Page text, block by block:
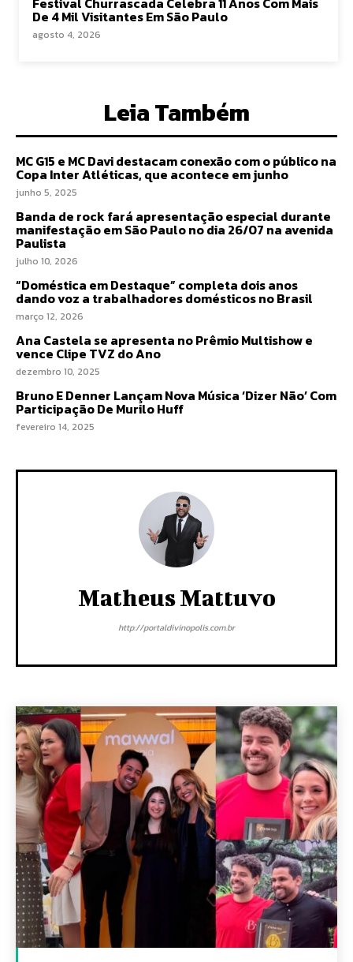
De 4 Mil Visitantes Em São Paulo
agosto 4, 2026
Leia Também
MC G15 e MC Davi destacam conexão com o público na
Copa Inter Atléticas, que acontece em junho
junho 5, 2025
Banda de rock fará apresentação especial durante
manifestação em São Paulo no dia 26/07 na avenida
Paulista
julho 10, 2026
“Doméstica em Destaque” completa dois anos
dando voz a trabalhadores domésticos no Brasil
março 12, 2026
Ana Castela se apresenta no Prêmio Multishow e
vence Clipe TVZ do Ano
dezembro 10, 2025
Bruno E Denner Lançam Nova Música ‘Dizer Não’ Com
Participação De Murilo Huff
fevereiro 14, 2025
Matheus Mattuvo
http://portaldivinopolis.com.br